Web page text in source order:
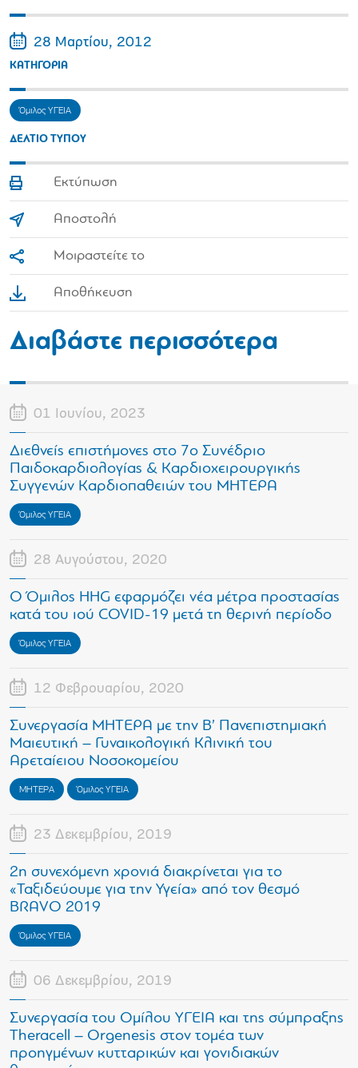
28 Μαρτίου, 2012
ΚΑΤΗΓΟΡΙΑ
Όμιλος ΥΓΕΙΑ
ΔΕΛΤΙΟ ΤΥΠΟΥ
Εκτύπωση
Αποστολή
Μοιραστείτε το
Αποθήκευση
Διαβάστε περισσότερα
01 Ιουνίου, 2023
Διεθνείς επιστήμονες στο 7ο Συνέδριο
Παιδοκαρδιολογίας & Καρδιοχειρουργικής
Συγγενών Καρδιοπαθειών του ΜΗΤΕΡΑ
Όμιλος ΥΓΕΙΑ
28 Αυγούστου, 2020
Ο Όμιλος HHG εφαρμόζει νέα μέτρα προστασίας
κατά του ιού COVID-19 μετά τη θερινή περίοδο
Όμιλος ΥΓΕΙΑ
12 Φεβρουαρίου, 2020
Συνεργασία ΜΗΤΕΡΑ με την Β’ Πανεπιστημιακή
Μαιευτική – Γυναικολογική Κλινική του
Αρεταίειου Νοσοκομείου
ΜΗΤΕΡΑ Όμιλος ΥΓΕΙΑ
23 Δεκεμβρίου, 2019
2η συνεχόμενη χρονιά διακρίνεται για το
«Ταξιδεύουμε για την Υγεία» από τον θεσμό
BRAVO 2019
Όμιλος ΥΓΕΙΑ
06 Δεκεμβρίου, 2019
Συνεργασία του Ομίλου ΥΓΕΙΑ και της σύμπραξης
Theracell – Orgenesis στον τομέα των
προηγμένων κυτταρικών και γονιδιακών